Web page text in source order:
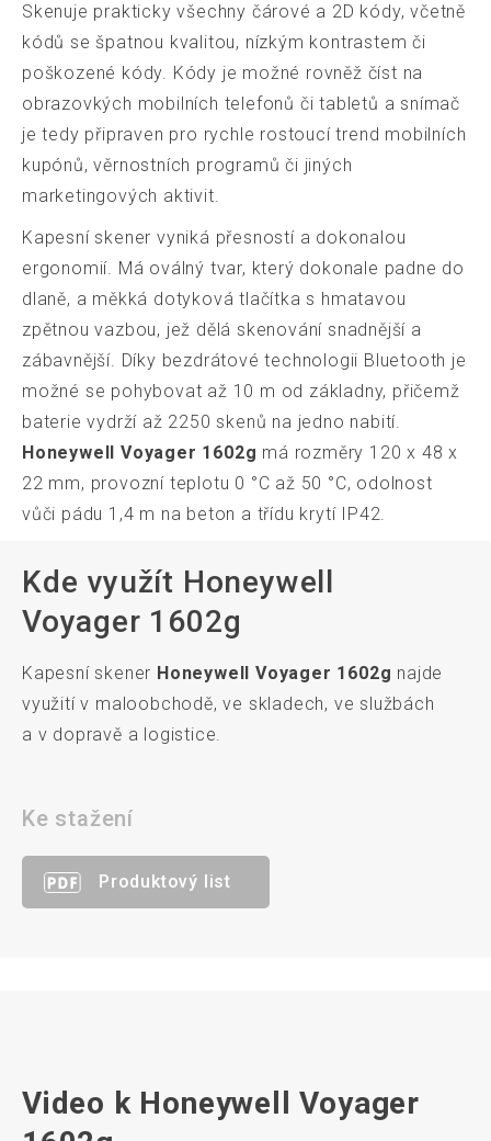
Skenuje prakticky všechny čárové a 2D kódy, včetně
kódů se špatnou kvalitou, nízkým kontrastem či
poškozené kódy. Kódy je možné rovněž číst na
obrazovkých mobilních telefonů či tabletů a snímač
je tedy připraven pro rychle rostoucí trend mobilních
kupónů, věrnostních programů či jiných
marketingových aktivit.
Kapesní skener vyniká přesností a dokonalou
ergonomií. Má oválný tvar, který dokonale padne do
dlaně, a měkká dotyková tlačítka s hmatavou
zpětnou vazbou, jež dělá skenování snadnější a
zábavnější. Díky bezdrátové technologii Bluetooth je
možné se pohybovat až 10 m od základny, přičemž
baterie vydrží až 2250 skenů na jedno nabití.
Honeywell Voyager 1602g má rozměry 120 x 48 x
22 mm, provozní teplotu 0 °C až 50 °C, odolnost
vůči pádu 1,4 m na beton a třídu krytí IP42.
Kde využít Honeywell
Voyager 1602g
Kapesní skener Honeywell Voyager 1602g najde
využití v maloobchodě, ve skladech, ve službách
a v dopravě a logistice.
Ke stažení
Produktový list
Video k Honeywell Voyager